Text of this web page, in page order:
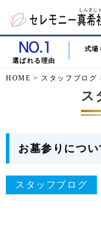
選ばれる理由
式場
HOME > スタッフブログ
ス
お墓参りについ
スタッフブログ